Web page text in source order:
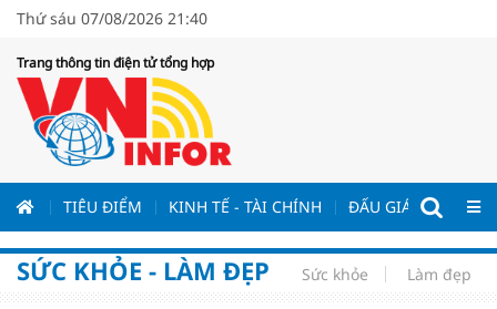
Thứ sáu 07/08/2026 21:40
Trang thông tin điện tử tổng hợp
TIÊU ĐIỂM KINH TẾ - TÀI CHÍNH ĐẤU GIÁ - ĐẤU
SỨC KHỎE - LÀM ĐẸP Sức khỏe Làm đẹp